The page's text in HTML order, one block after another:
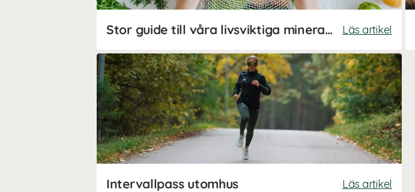
Stor guide till våra livsviktiga mineraler Läs artikel
Intervallpass utomhus Läs artikel